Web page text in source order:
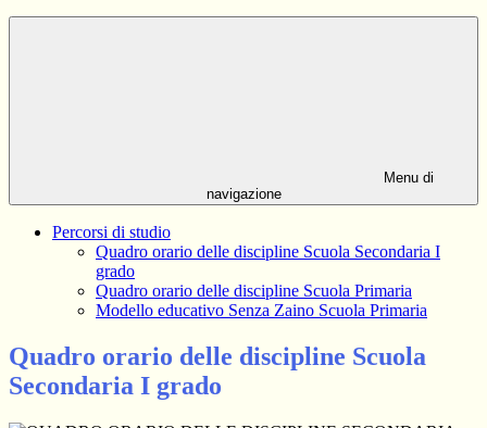
Menu di
navigazione
Percorsi di studio
Quadro orario delle discipline Scuola Secondaria I
grado
Quadro orario delle discipline Scuola Primaria
Modello educativo Senza Zaino Scuola Primaria
Quadro orario delle discipline Scuola
Secondaria I grado